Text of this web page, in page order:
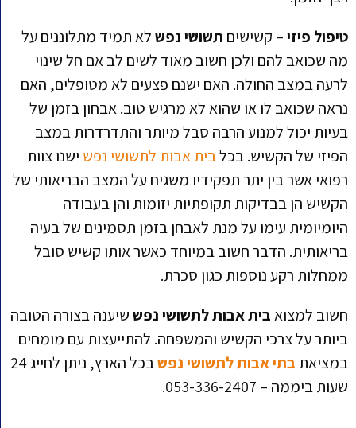
טיפול פיזי– קשישים תשושי נפשלא תמיד מתלוננים על
מה שכואב להם ולכן חשוב מאוד לשים לב אם חל שינוי
לרעה במצב החולה. האם ישנם פצעים לא מטופלים, האם
נראה שכואב לו או שהוא לא מרגיש טוב. אבחון בזמן של
בעיות יכול למנוע הרבה סבל מיותר והתדרדרות במצב
הפיזי של הקשיש. בכלבית אבות לתשושי נפש ישנו צוות
רפואי אשר בין יתר תפקידיו משגיח על המצב הבריאותי של
הקשיש הן בבדיקות תקופתיות יזומות והן בעבודה
היומיומית עימו על מנת לאבחן בזמן תסמינים של בעיה
בריאותית. הדבר חשוב במיוחד כאשר אותו קשיש סובל
ממחלות רקע נוספות כגון סכרת.
חשוב למצואבית אבות לתשושי נפששיענה בצורה הטובה
ביותר על צרכי הקשיש והמשפחה. להתייעצות עם מומחים
במציאת בתי אבות לתשושי נפש
בכל הארץ, ניתן לחייג 24
שעות ביממה – 053-336-2407.